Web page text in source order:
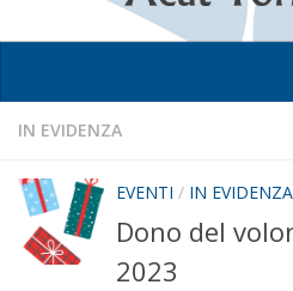
Home
La metodologia
I Club
IN EVIDENZA
EVENTI / IN EVIDENZA
Dono del
2023